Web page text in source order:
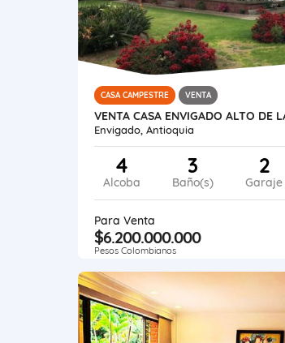
CASA CAMPESTRE VENTA
VENTA CASA ENVIGADO ALTO DE
Envigado, Antioquia
4
Alcoba
3
Baño(s)
2
Garaje
Para Venta
$6.200.000.000
Pesos Colombianos